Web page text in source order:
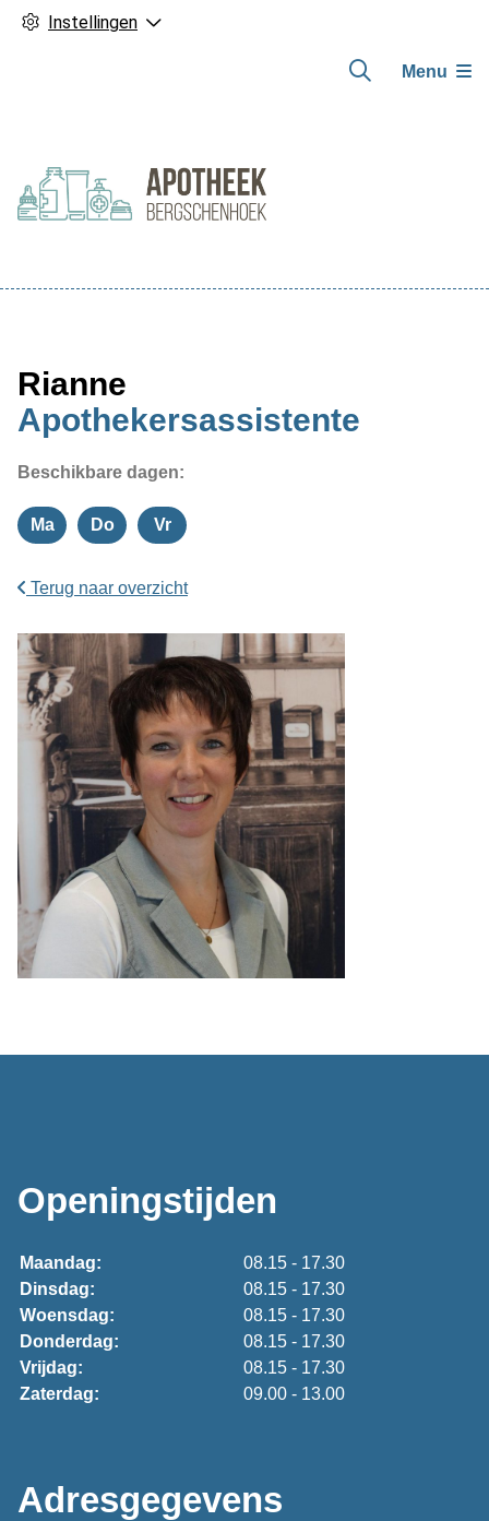
Instellingen
Menu
Rianne
Apothekersassistente
Beschikbare dagen:
Maandag
Ma Donderdag
Do Vrijdag
Vr
Terug naar overzicht
Openingstijden
Maandag:
08.15 - 17.30
Dinsdag:
08.15 - 17.30
Woensdag:
08.15 - 17.30
Donderdag:
08.15 - 17.30
Vrijdag:
08.15 - 17.30
Zaterdag:
09.00 - 13.00
Adresgegevens